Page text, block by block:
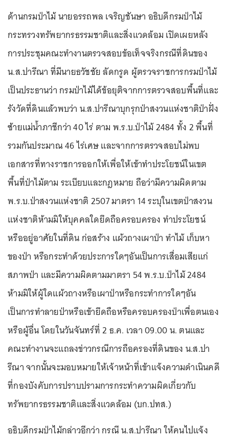
ด้านกรมป่าไม้ นายอรรถพล เจริญชันษา อธิบดีกรมป่าไม้
กระทรวงทรัพยากรธรรมชาติและสิ่งแวดล้อม เปิดเผยหลัง
การประชุมคณะทำงานตรวจสอบข้อเท็จจริงกรณีที่ดินของ
น.ส.ปารีณา ที่มีนายธวัชชัย ลัดกรูด ผู้ตรวจราชการกรมป่าไม้
เป็นประธานว่า กรมป่าไม้ได้ข้อยุติจากการตรวจสอบพื้นที่และ
รังวัดที่ดินแล้วพบว่า น.ส.ปารีณาบุกรุกป่าสงวนแห่งชาติป่าฝั่ง
ซ้ายแม่น้ำภาชีกว่า 40 ไร่ ตาม พ.ร.บ.ป่าไม้ 2484 ทั้ง 2 พื้นที่
รวมกันประมาณ 46 ไร่เศษ และจากการตรวจสอบไม่พบ
เอกสารที่ทางราชการออกให้เพื่อให้เข้าทำประโยชน์ในเขต
พื้นที่ป่าไม้ตาม ระเบียบและกฎหมาย ถือว่ามีความผิดตาม
พ.ร.บ.ป่าสงวนแห่งชาติ 2507 มาตรา 14 ระบุในเขตป่าสงวน
แห่งชาติห้ามมิให้บุคคลใดยึดถือครอบครอง ทำประโยชน์
หรืออยู่อาศัยในที่ดิน ก่อสร้าง แผ้วถางเผาป่า ทำไม้ เก็บหา
ของป่า หรือกระทำด้วยประการใดๆอันเป็นการเสื่อมเสียแก่
สภาพป่า และมีความผิดตามมาตรา 54 พ.ร.บ.ป่าไม้ 2484
ห้ามมิให้ผู้ใดแผ้วถางหรือเผาป่าหรือกระทำการใดๆอัน
เป็นการทำลายป่าหรือเข้ายึดถือหรือครอบครองป่าเพื่อตนเอง
หรือผู้อื่น โดยในวันจันทร์ที่ 2 ธ.ค. เวลา 09.00 น. ตนและ
คณะทำงานจะแถลงข่าวกรณีการถือครองที่ดินของ น.ส.ปา
รีณา จากนั้นจะมอบหมายให้เจ้าหน้าที่เข้าแจ้งความดำเนินคดี
ที่กองบังคับการปราบปรามการกระทำความผิดเกี่ยวกับ
ทรัพยากรธรรมชาติและสิ่งแวดล้อม (บก.ปทส.)
อธิบดีกรมป่าไม้กล่าวอีกว่า กรณี น.ส.ปารีณา ให้คนไปแจ้ง